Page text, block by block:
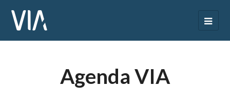
Agenda VIA